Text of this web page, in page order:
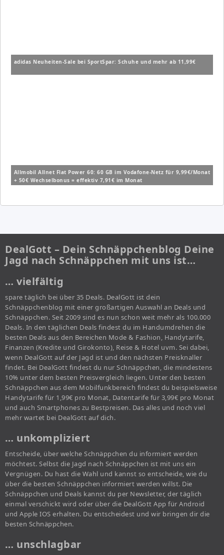
adidas Neuheiten-Sale bei SportSpar: Schuhe und mehr ab 11,99€
Allmobil Allnet Flat Power 60: 60 GB im Vodafone-Netz für 9,99€/Monat
+ 50€ Wechselbonus = effektiv 7,91€ im Monat
DealGott – Dein Schnäppchenblog Deine
Jagd nach Schnäppchen mit uns ist…
… vielfältig
spare täglich bei über 35 Deals. DealGott ist dein
Schnäppchenblog mit einer großartigen Auswahl an Deals und
Schnäppchen. Seit 2009 sind es nun schon weit mehr als 100.000
Deals. In den täglichen Deals findest du im Handumdrehen die
besten Deals aus den Bereichen Mode & Fashion, Handytarife,
Finanzen (Kredite und Girokonto), Reise & Hotel uvm. Sei dabei,
wenn DealGott auf der Jagd ist und den nächsten Preisknaller
findet. Bei DealGott findest du nur Schnäppchen, die mindestens
10% unter dem besten Preisvergleich liegen. Unter den besten
Schnäppchen aus dem Mobilfunkbereich findest du beispielsweise
Handytarife für 1,99€ pro Monat, Datentarife für 3,99€ pro Monat
und auch Smartphones zu Bestpreisen. Das alles und noch viel
mehr wartet bei DealGott auf dich.
… unkompliziert
Entscheide, über welche Schnäppchen du informiert werden
möchtest. Selbst die Jagd nach Schnäppchen ist mit uns ein
Vergnügen. Du hast die Wahl und kannst so entscheide, wie du
über die besten Schnäppchen informiert werden willst. Die
Schnäppchen und Deals kannst du per Newsletter, der täglich
einmal verschickt wird oder über die DealGott App für Android
und Apple IOS erhalten. Du entscheidest und wir bringen dir die
besten Schnäppchen.
… unschlagbar